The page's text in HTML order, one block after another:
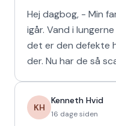
Hej dagbog, - Min
igår. Vand i
det er den defekte
der. Nu har de så
KH
Kenneth Hvid
16 dage siden